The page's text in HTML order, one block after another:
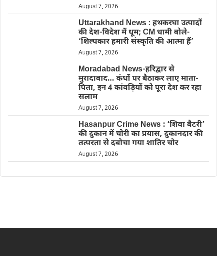
August 7, 2026
Uttarakhand News : हथकरघा उत्पादों
की देश-विदेश में धूम; CM धामी बोले-
‘शिल्पकार हमारी संस्कृति की आत्मा हैं’
August 7, 2026
Moradabad News-हरिद्वार से
मुरादाबाद… कंधों पर बैठाकर लाए माता-
पिता, इन 4 कांवड़ियों को पूरा देश कर रहा
सलाम
August 7, 2026
Hasanpur Crime News : ‘शिवा बैटरी’
की दुकान में चोरी का प्रयास, दुकानदार की
तत्परता से दबोचा गया शातिर चोर
August 7, 2026